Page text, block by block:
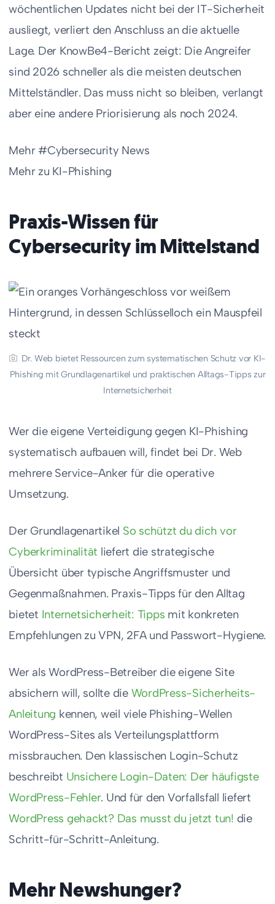
wöchentlichen Updates nicht bei der IT-Sicherheit
ausliegt, verliert den Anschluss an die aktuelle
Lage. Der KnowBe4-Bericht zeigt: Die Angreifer
sind 2026 schneller als die meisten deutschen
Mittelständler. Das muss nicht so bleiben, verlangt
aber eine andere Priorisierung als noch 2024.
Mehr #Cybersecurity News
Mehr zu KI-Phishing
Praxis-Wissen für
Cybersecurity im Mittelstand
Dr. Web bietet Ressourcen zum systematischen Schutz vor KI-
Phishing mit Grundlagenartikel und praktischen Alltags-Tipps zur
Internetsicherheit
Wer die eigene Verteidigung gegen KI-Phishing
systematisch aufbauen will, findet bei Dr. Web
mehrere Service-Anker für die operative
Umsetzung.
Der Grundlagenartikel So schützt du dich vor
Cyberkriminalität liefert die strategische
Übersicht über typische Angriffsmuster und
Gegenmaßnahmen. Praxis-Tipps für den Alltag
bietet Internetsicherheit: Tipps mit konkreten
Empfehlungen zu VPN, 2FA und Passwort-Hygiene.
Wer als WordPress-Betreiber die eigene Site
absichern will, sollte die WordPress-Sicherheits-
Anleitung kennen, weil viele Phishing-Wellen
WordPress-Sites als Verteilungsplattform
missbrauchen. Den klassischen Login-Schutz
beschreibt Unsichere Login-Daten: Der häufigste
WordPress-Fehler. Und für den Vorfallsfall liefert
WordPress gehackt? Das musst du jetzt tun! die
Schritt-für-Schritt-Anleitung.
Mehr Newshunger?